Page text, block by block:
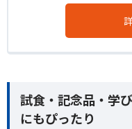
試食・記念品・学
にもぴったり